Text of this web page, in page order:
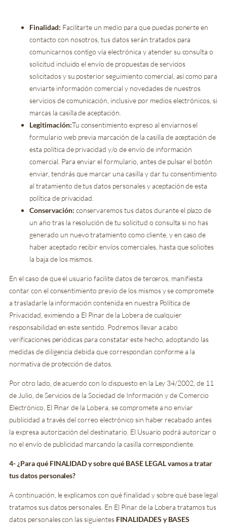
Finalidad: Facilitarte un medio para que puedas ponerte en
contacto con nosotros, tus datos serán tratados para
comunicarnos contigo vía electrónica y atender su consulta o
solicitud incluido el envío de propuestas de servicios
solicitados y su posterior seguimiento comercial, así como para
enviarte información comercial y novedades de nuestros
servicios de comunicación, inclusive por medios electrónicos, si
marcas la casilla de aceptación.
Legitimación:Tu consentimiento expreso al enviarnos el
formulario web previa marcación de la casilla de aceptación de
esta política de privacidad y/o de envío de información
comercial. Para enviar el formulario, antes de pulsar el botón
enviar, tendrás que marcar una casilla y dar tu consentimiento
al tratamiento de tus datos personales y aceptación de esta
política de privacidad.
Conservación: conservaremos tus datos durante el plazo de
un año tras la resolución de tu solicitud o consulta si no has
generado un nuevo tratamiento como cliente, y en caso de
haber aceptado recibir envíos comerciales, hasta que solicites
la baja de los mismos.
En el caso de que el usuario facilite datos de terceros, manifiesta
contar con el consentimiento previo de los mismos y se compromete
a trasladarle la información contenida en nuestra Política de
Privacidad, eximiendo a El Pinar de la Lobera de cualquier
responsabilidad en este sentido. Podremos llevar a cabo
verificaciones periódicas para constatar este hecho, adoptando las
medidas de diligencia debida que correspondan conforme a la
normativa de protección de datos.
Por otro lado, de acuerdo con lo dispuesto en la Ley 34/2002, de 11
de Julio, de Servicios de la Sociedad de Información y de Comercio
Electrónico, El Pinar de la Lobera, se compromete a no enviar
publicidad a través del correo electrónico sin haber recabado antes
la expresa autorización del destinatario. El Usuario podrá autorizar o
no el envío de publicidad marcando la casilla correspondiente.
4- ¿Para qué FINALIDAD y sobre qué BASE LEGAL vamos a tratar
tus datos personales?
A continuación, le explicamos con qué finalidad y sobre qué base legal
tratamos sus datos personales. En El Pinar de la Lobera tratamos tus
datos personales con las siguientesFINALIDADES y BASES